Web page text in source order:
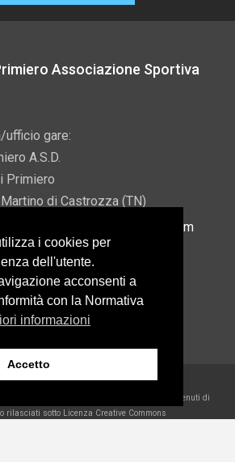
Associazione Sportiva
ufficio gare:
A.S.D.
Primiero
di Castrozza (TN)
info@usprimiero.com
Pubblica Amministrazione
Eccetto dove diversamente specificato, i contenuti di
rilasciati sotto Licenza Creative Commons
i cookies per
dell'utente.
acconsenti a
con la Normativa
informazioni
Accetto